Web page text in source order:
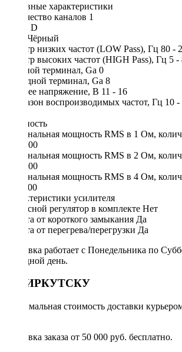
Основные характеристики
Количество каналов 1
Класс D
Цвет Чёрный
Фильтр низких частот (LOW Pass), Гц 80 -
Фильтр высоких частот (HIGH Pass), Гц 5 -
Входной терминал, Ga 0
Выходной терминал, Ga 8
Рабочее напряжение, В 11 - 16
Диапазон воспроизводимых частот, Гц 10
Мощность
Номинальная мощность RMS в 1 Ом,
1 х 3900
Номинальная мощность RMS в 2 Ом,
1 х 2400
Номинальная мощность RMS в 4 Ом,
1 х 1100
Характеристики усилителя
Выносной регулятор в комплекте Нет
Защита от короткого замыкания Да
Защита от перегрева/перегрузки Да
Доставка работает с Понедельника по
выходной день.
ПО ИРКУТСКУ
Минимальная стоимость доставки
Доставка заказа от 50 000 руб. бесплатно.